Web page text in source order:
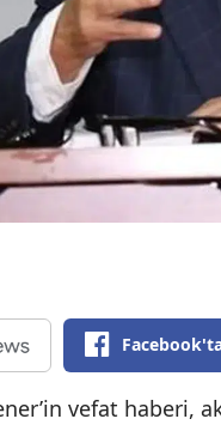
vefat haberi,